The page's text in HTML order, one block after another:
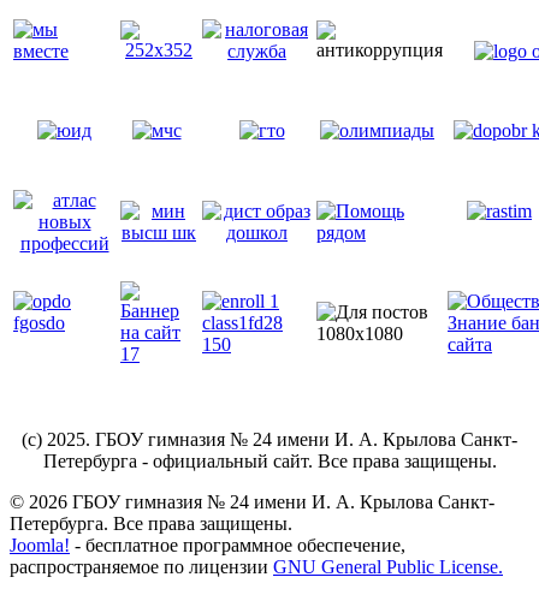
(c) 2025. ГБОУ гимназия № 24 имени И. А. Крылова Санкт-
Петербурга - официальный сайт. Все права защищены.
© 2026 ГБОУ гимназия № 24 имени И. А. Крылова Санкт-
Петербурга. Все права защищены.
Joomla! - бесплатное программное обеспечение,
распространяемое по лицензии GNU General Public License.